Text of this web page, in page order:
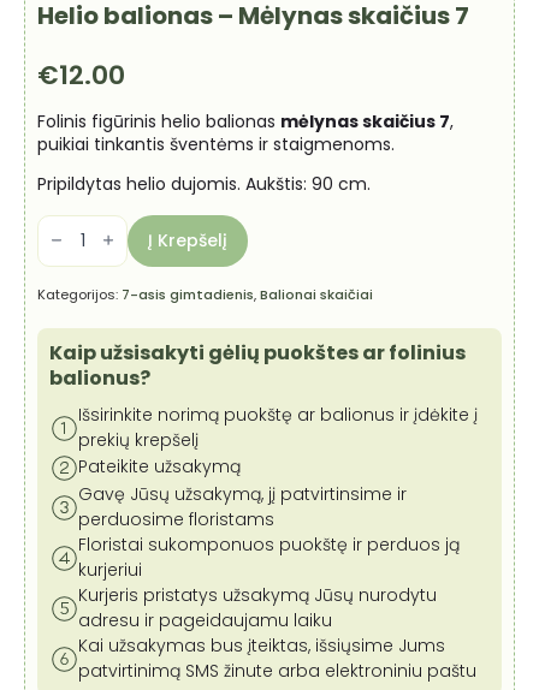
Helio balionas – Mėlynas skaičius 7
€12.00
Folinis figūrinis helio balionas mėlynas skaičius 7,
puikiai tinkantis šventėms ir staigmenoms.
Pripildytas helio dujomis. Aukštis: 90 cm.
produkto
kiekis:
Helio
balionas
-
Mėlynas
skaičius
7
Į Krepšelį
Kategorijos: 7-asis gimtadienis,Balionai skaičiai
Kaip užsisakyti gėlių puokštes ar folinius
balionus?
Išsirinkite norimą puokštę ar balionus ir įdėkite į
prekių krepšelį
Pateikite užsakymą
Gavę Jūsų užsakymą, jį patvirtinsime ir
perduosime floristams
Floristai sukomponuos puokštę ir perduos ją
kurjeriui
Kurjeris pristatys užsakymą Jūsų nurodytu
adresu ir pageidaujamu laiku
Kai užsakymas bus įteiktas, išsiųsime Jums
patvirtinimą SMS žinute arba elektroniniu paštu